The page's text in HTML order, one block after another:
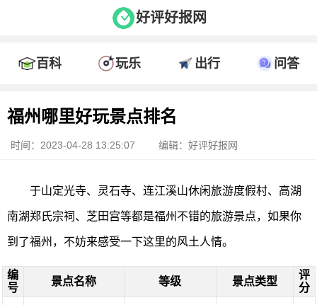
好评好报网
百科 玩乐 出行 问答
福州哪里好玩景点排名
时间：2023-04-28 13:25:07 编辑：好评好报网
于山定光寺、灵石寺、连江溪山休闲旅游度假村、高湖
南湖郑氏宗祠、芝田宫等都是福州不错的旅游景点，如果你
到了福州，不妨来感受一下这里的风土人情。
编
号
景点名称 等级 景点类型
评
分